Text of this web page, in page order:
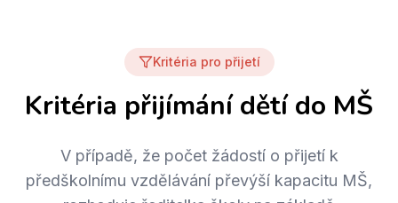
Kritéria pro přijetí
Kritéria přijímání dětí do MŠ
V případě, že počet žádostí o přijetí k
předškolnímu vzdělávání převýší kapacitu MŠ,